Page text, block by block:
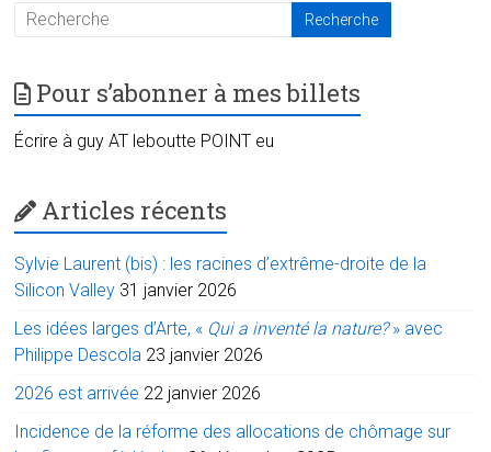
Pour s’abonner à mes billets
Écrire à guy AT leboutte POINT eu
Articles récents
Sylvie Laurent (bis) : les racines d’extrême-droite de la
Silicon Valley 31 janvier 2026
Les idées larges d’Arte, « Qui a inventé la nature?» avec
Philippe Descola 23 janvier 2026
2026 est arrivée 22 janvier 2026
Incidence de la réforme des allocations de chômage sur